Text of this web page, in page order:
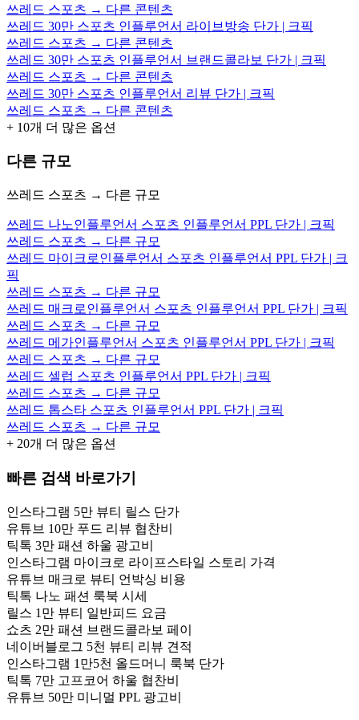
쓰레드 스포츠 → 다른 콘텐츠
쓰레드 30만 스포츠 인플루언서 라이브방송 단가 | 크픽
쓰레드 스포츠 → 다른 콘텐츠
쓰레드 30만 스포츠 인플루언서 브랜드콜라보 단가 | 크픽
쓰레드 스포츠 → 다른 콘텐츠
쓰레드 30만 스포츠 인플루언서 리뷰 단가 | 크픽
쓰레드 스포츠 → 다른 콘텐츠
+ 10개 더 많은 옵션
다른 규모
쓰레드 스포츠 → 다른 규모
쓰레드 나노인플루언서 스포츠 인플루언서 PPL 단가 | 크픽
쓰레드 스포츠 → 다른 규모
쓰레드 마이크로인플루언서 스포츠 인플루언서 PPL 단가 | 크
픽
쓰레드 스포츠 → 다른 규모
쓰레드 매크로인플루언서 스포츠 인플루언서 PPL 단가 | 크픽
쓰레드 스포츠 → 다른 규모
쓰레드 메가인플루언서 스포츠 인플루언서 PPL 단가 | 크픽
쓰레드 스포츠 → 다른 규모
쓰레드 셀럽 스포츠 인플루언서 PPL 단가 | 크픽
쓰레드 스포츠 → 다른 규모
쓰레드 톱스타 스포츠 인플루언서 PPL 단가 | 크픽
쓰레드 스포츠 → 다른 규모
+ 20개 더 많은 옵션
빠른 검색 바로가기
인스타그램 5만 뷰티 릴스 단가
유튜브 10만 푸드 리뷰 협찬비
틱톡 3만 패션 하울 광고비
인스타그램 마이크로 라이프스타일 스토리 가격
유튜브 매크로 뷰티 언박싱 비용
틱톡 나노 패션 룩북 시세
릴스 1만 뷰티 일반피드 요금
쇼츠 2만 패션 브랜드콜라보 페이
네이버블로그 5천 뷰티 리뷰 견적
인스타그램 1만5천 올드머니 룩북 단가
틱톡 7만 고프코어 하울 협찬비
유튜브 50만 미니멀 PPL 광고비